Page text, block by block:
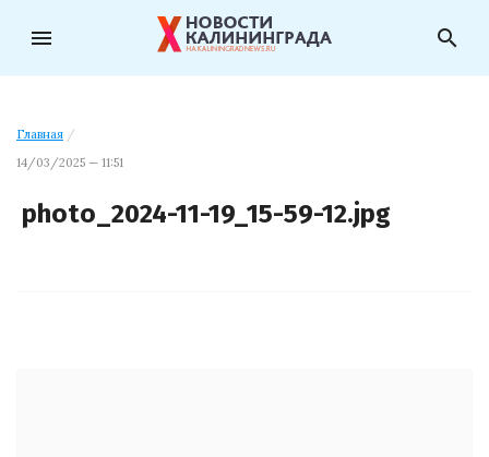
menu search
Главная /
14/03/2025 — 11:51
photo_2024-11-19_15-59-12.jpg